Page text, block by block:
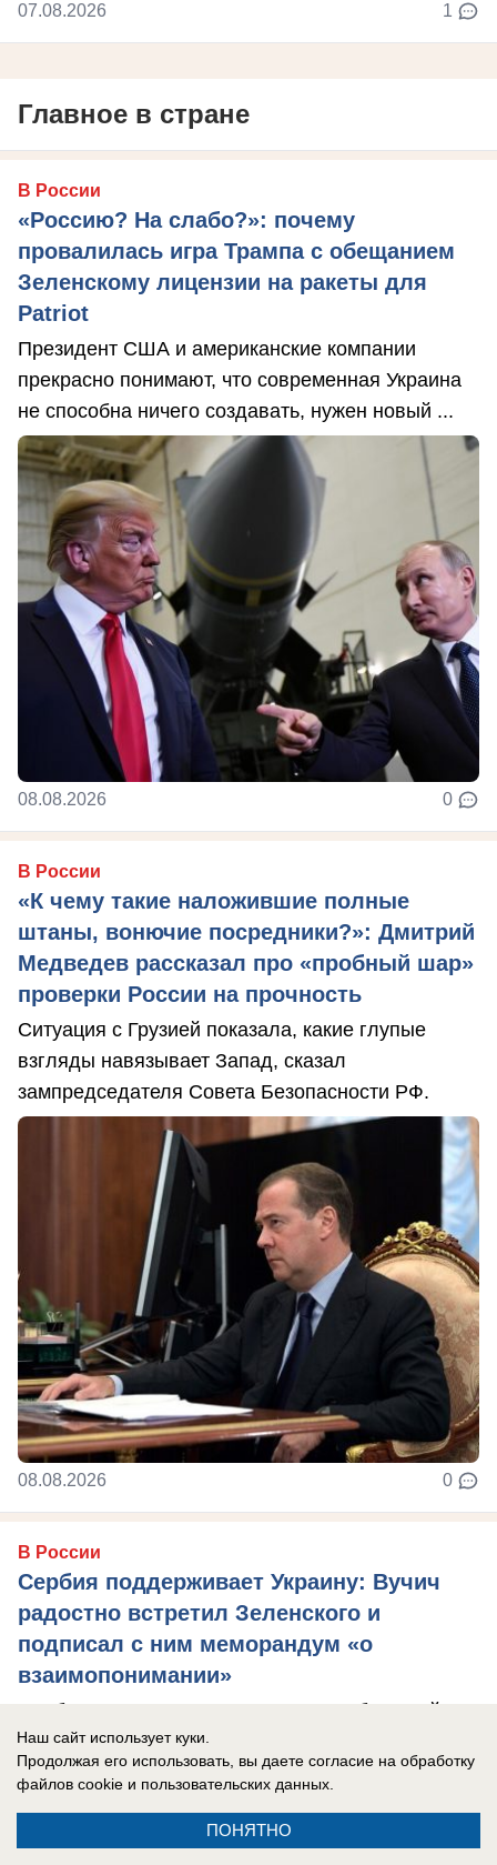
07.08.2026 1
Главное в стране
В России
«Россию? На слабо?»: почему
провалилась игра Трампа с обещанием
Зеленскому лицензии на ракеты для
Patriot
Президент США и американские компании
прекрасно понимают, что современная Украина
не способна ничего создавать, нужен новый ...
08.08.2026 0
В России
«К чему такие наложившие полные
штаны, вонючие посредники?»: Дмитрий
Медведев рассказал про «пробный шар»
проверки России на прочность
Ситуация с Грузией показала, какие глупые
взгляды навязывает Запад, сказал
зампредседателя Совета Безопасности РФ.
08.08.2026 0
В России
Сербия поддерживает Украину: Вучич
радостно встретил Зеленского и
подписал с ним меморандум «о
взаимопонимании»
Сербия, традиционно считающаяся братской
России страной, окончательно отвернулась от
РФ.
Наш сайт использует куки.
Продолжая его использовать, вы даете согласие на обработку
файлов cookie и пользовательских данных.
ПОНЯТНО